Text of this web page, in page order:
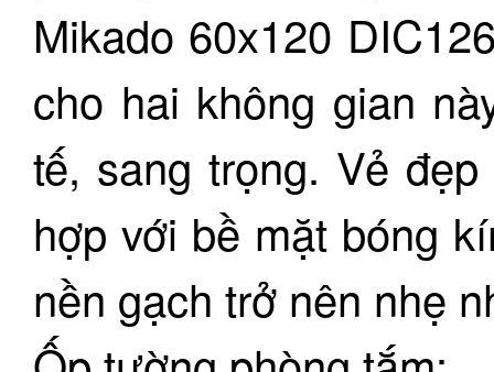
Mikado 60x120
cho hai không gian
tế, sang trọng. Vẻ
hợp với bề mặt bóng
nền gạch trở nên nhẹ